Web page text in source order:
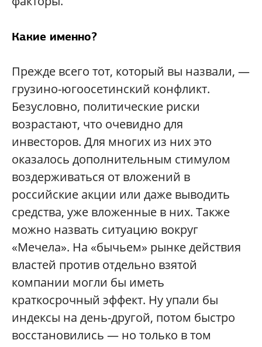
Какие именно?
Прежде всего тот, который вы назвали, —
грузино-югоосетинский конфликт.
Безусловно, политические риски
возрастают, что очевидно для
инвесторов. Для многих из них это
оказалось дополнительным стимулом
воздерживаться от вложений в
российские акции или даже выводить
средства, уже вложенные в них. Также
можно назвать ситуацию вокруг
«Мечела». На «бычьем» рынке действия
властей против отдельно взятой
компании могли бы иметь
краткосрочный эффект. Ну упали бы
индексы на день-другой, потом быстро
восстановились — но только в том